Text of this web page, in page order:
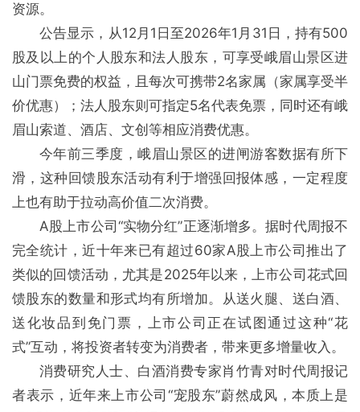
资源。
公告显示，从12月1日至2026年1月31日，持有500
股及以上的个人股东和法人股东，可享受峨眉山景区进
山门票免费的权益，且每次可携带2名家属（家属享受半
价优惠）；法人股东则可指定5名代表免票，同时还有峨
眉山索道、酒店、文创等相应消费优惠。
今年前三季度，峨眉山景区的进闸游客数据有所下
滑，这种回馈股东活动有利于增强回报体感，一定程度
上也有助于拉动高价值二次消费。
A股上市公司“实物分红”正逐渐增多。据时代周报不
完全统计，近十年来已有超过60家A股上市公司推出了
类似的回馈活动，尤其是2025年以来，上市公司花式回
馈股东的数量和形式均有所增加。从送火腿、送白酒、
送化妆品到免门票，上市公司正在试图通过这种“花
式”互动，将投资者转变为消费者，带来更多增量收入。
消费研究人士、白酒消费专家肖竹青对时代周报记
者表示，近年来上市公司“宠股东”蔚然成风，本质上是